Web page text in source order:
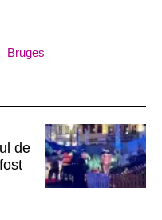
Bruges
de